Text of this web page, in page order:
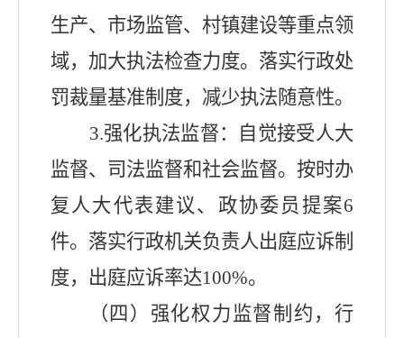
生产、市场监管、村镇建设等重点领
域，加大执法检查力度。落实行政处
罚裁量基准制度，减少执法随意性。
3.强化执法监督：自觉接受人大
监督、司法监督和社会监督。按时办
复人大代表建议、政协委员提案6
件。落实行政机关负责人出庭应诉制
度，出庭应诉率达100%。
（四）强化权力监督制约，行